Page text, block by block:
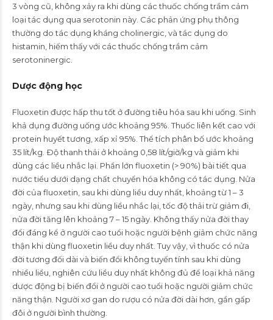
3 vòng cũ, không xảy ra khi dùng các thuốc chống trầm cảm
loại tác dụng qua serotonin này. Các phản ứng phụ thông
thường do tác dụng kháng cholinergic, và tác dụng do
histamin, hiếm thấy với các thuốc chống trầm cảm
serotoninergic.
Dược động học
Fluoxetin được hấp thu tốt ở đường tiêu hóa sau khi uống. Sinh
khả dụng đường uống ước khoảng 95%. Thuốc liên kết cao với
protein huyết tương, xấp xỉ 95%. Thể tích phân bố ước khoảng
35 lít/kg. Ðộ thanh thải ở khoảng 0,58 lít/giờ/kg và giảm khi
dùng các liều nhắc lại. Phần lớn fluoxetin (> 90%) bài tiết qua
nước tiểu dưới dạng chất chuyển hóa không có tác dụng. Nửa
đời của fluoxetin, sau khi dùng liều duy nhất, khoảng từ 1 – 3
ngày, nhưng sau khi dùng liều nhắc lại, tốc độ thải trừ giảm đi,
nửa đời tăng lên khoảng 7 – 15 ngày. Không thấy nửa đời thay
đổi đáng kể ở người cao tuổi hoặc người bệnh giảm chức năng
thận khi dùng fluoxetin liều duy nhất. Tuy vậy, vì thuốc có nửa
đời tương đối dài và biến đổi không tuyến tính sau khi dùng
nhiều liều, nghiên cứu liều duy nhất không đủ để loại khả năng
dược động bị biến đổi ở người cao tuổi hoặc người giảm chức
năng thận. Người xơ gan do rượu có nửa đời dài hơn, gần gấp
đôi ở người bình thường.